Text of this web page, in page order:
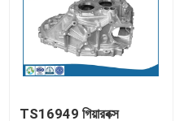
TS16949 গিয়ারবক্স